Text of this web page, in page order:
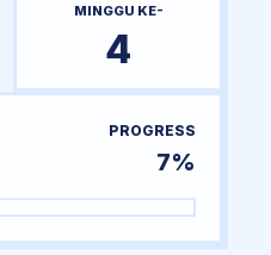
MINGGU KE-
4
PROGRESS
7%